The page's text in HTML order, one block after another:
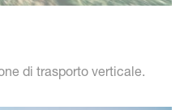
di trasporto verticale.